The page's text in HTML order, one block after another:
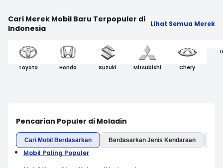
Cari Merek Mobil Baru Terpopuler di
Indonesia
Lihat Semua Merek
Toyota Honda Suzuki Mitsubishi Chery
Pencarian Populer di Moladin
Cari Mobil Berdasarkan Berdasarkan Jenis Kendaraan
Mobil Paling Populer